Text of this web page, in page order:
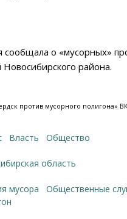
сообщала о «мусорных»
района.
против мусорного полигона»
Власть Общество
область
мусора
общественные